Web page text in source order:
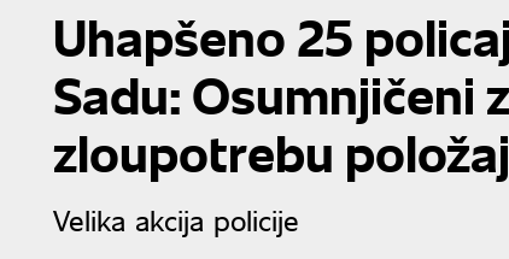
Uhapšeno 25
Sadu: Osumnjičeni
zloupotrebu
Velika akcija policije